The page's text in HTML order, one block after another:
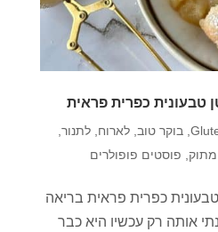
טבעונית כפרית פראית
בוקר טוב לארוח לתנור
פוסטים פופולרים
כפרית פראית בריאה
אותה רק עכשיו היא כבר